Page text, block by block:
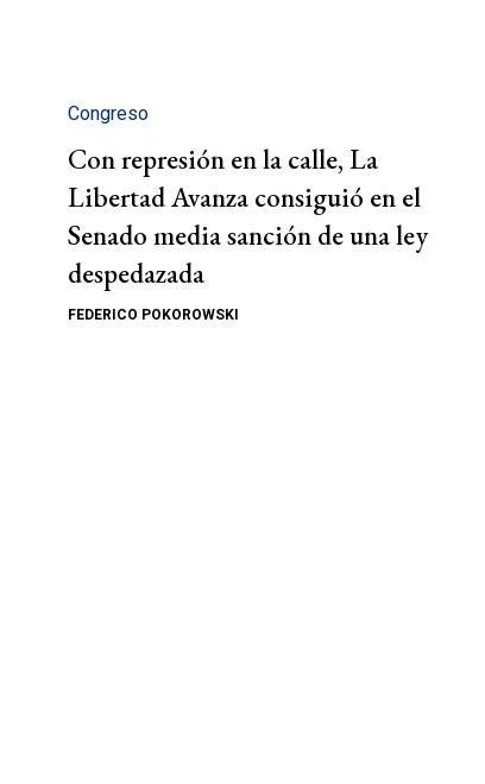
Congreso
Con represión en la calle, La
Libertad Avanza consiguió en el
Senado media sanción de una ley
despedazada
FEDERICO POKOROWSKI